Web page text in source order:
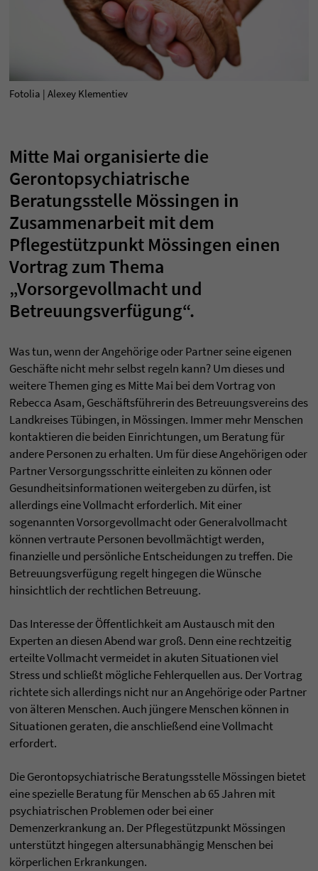
Fotolia | Alexey Klementiev
Mitte Mai organisierte die
Gerontopsychiatrische
Beratungsstelle Mössingen in
Zusammenarbeit mit dem
Pflegestützpunkt Mössingen einen
Vortrag zum Thema
„Vorsorgevollmacht und
Betreuungsverfügung“.
Was tun, wenn der Angehörige oder Partner seine eigenen
Geschäfte nicht mehr selbst regeln kann? Um dieses und
weitere Themen ging es Mitte Mai bei dem Vortrag von
Rebecca Asam, Geschäftsführerin des Betreuungsvereins des
Landkreises Tübingen, in Mössingen. Immer mehr Menschen
kontaktieren die beiden Einrichtungen, um Beratung für
andere Personen zu erhalten. Um für diese Angehörigen oder
Partner Versorgungsschritte einleiten zu können oder
Gesundheitsinformationen weitergeben zu dürfen, ist
allerdings eine Vollmacht erforderlich. Mit einer
sogenannten Vorsorgevollmacht oder Generalvollmacht
können vertraute Personen bevollmächtigt werden,
finanzielle und persönliche Entscheidungen zu treffen. Die
Betreuungsverfügung regelt hingegen die Wünsche
hinsichtlich der rechtlichen Betreuung.
Das Interesse der Öffentlichkeit am Austausch mit den
Experten an diesen Abend war groß. Denn eine rechtzeitig
erteilte Vollmacht vermeidet in akuten Situationen viel
Stress und schließt mögliche Fehlerquellen aus. Der Vortrag
richtete sich allerdings nicht nur an Angehörige oder Partner
von älteren Menschen. Auch jüngere Menschen können in
Situationen geraten, die anschließend eine Vollmacht
erfordert.
Die Gerontopsychiatrische Beratungsstelle Mössingen bietet
eine spezielle Beratung für Menschen ab 65 Jahren mit
psychiatrischen Problemen oder bei einer
Demenzerkrankung an. Der Pflegestützpunkt Mössingen
unterstützt hingegen altersunabhängig Menschen bei
körperlichen Erkrankungen.